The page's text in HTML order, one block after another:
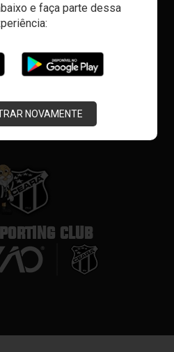
e faça parte dessa
NOVAMENTE
CLUB